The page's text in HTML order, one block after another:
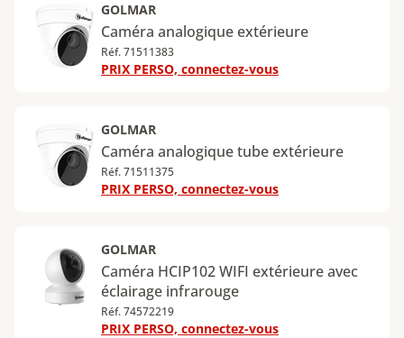
GOLMAR
Caméra analogique extérieure
Réf. 71511383
PRIX PERSO, connectez-vous
GOLMAR
Caméra analogique tube extérieure
Réf. 71511375
PRIX PERSO, connectez-vous
GOLMAR
Caméra HCIP102 WIFI extérieure avec
éclairage infrarouge
Réf. 74572219
PRIX PERSO, connectez-vous